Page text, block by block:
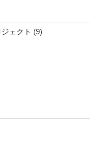
ェクト (9)